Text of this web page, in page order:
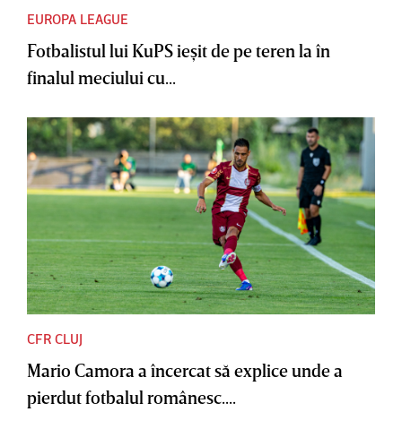
EUROPA LEAGUE
Fotbalistul lui KuPS ieşit de pe teren la în
finalul meciului cu...
CFR CLUJ
Mario Camora a încercat să explice unde a
pierdut fotbalul românesc....